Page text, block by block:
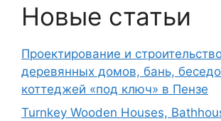
Новые статьи
Проектирование и
деревянных домов, бань,
коттеджей «под ключ» в Пензе
Turnkey Wooden Houses,